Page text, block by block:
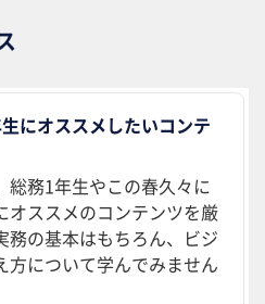
にオススメしたいコンテ
総務1年生やこの春久々に
オススメのコンテンツを厳
務の基本はもちろん、ビジ
方について学んでみません